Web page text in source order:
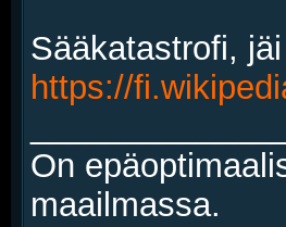
Sääkatastrofi,
https://
On
maailmassa.